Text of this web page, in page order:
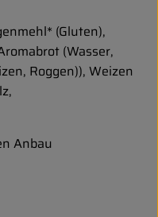
(Gluten),
(Wasser,
Roggen)), Weizen
Anbau